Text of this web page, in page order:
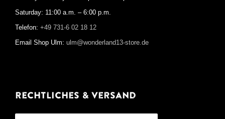
Saturday: 11:00 a.m. – 6:00 p.m.
Telefon: +49 731-6 02 18 12
Email Shop Ulm: ulm@wonderland13-store.de
Rechtliches & Versand